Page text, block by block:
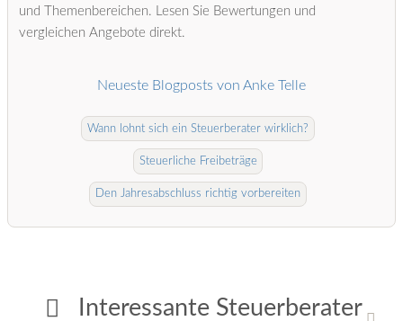
Interessante Steuerberater
und Themenbereichen. Lesen Sie Bewertungen und
vergleichen Angebote direkt.
Neueste Blogposts von Anke Telle
Wann lohnt sich ein Steuerberater wirklich?
Steuerliche Freibeträge
Den Jahresabschluss richtig vorbereiten